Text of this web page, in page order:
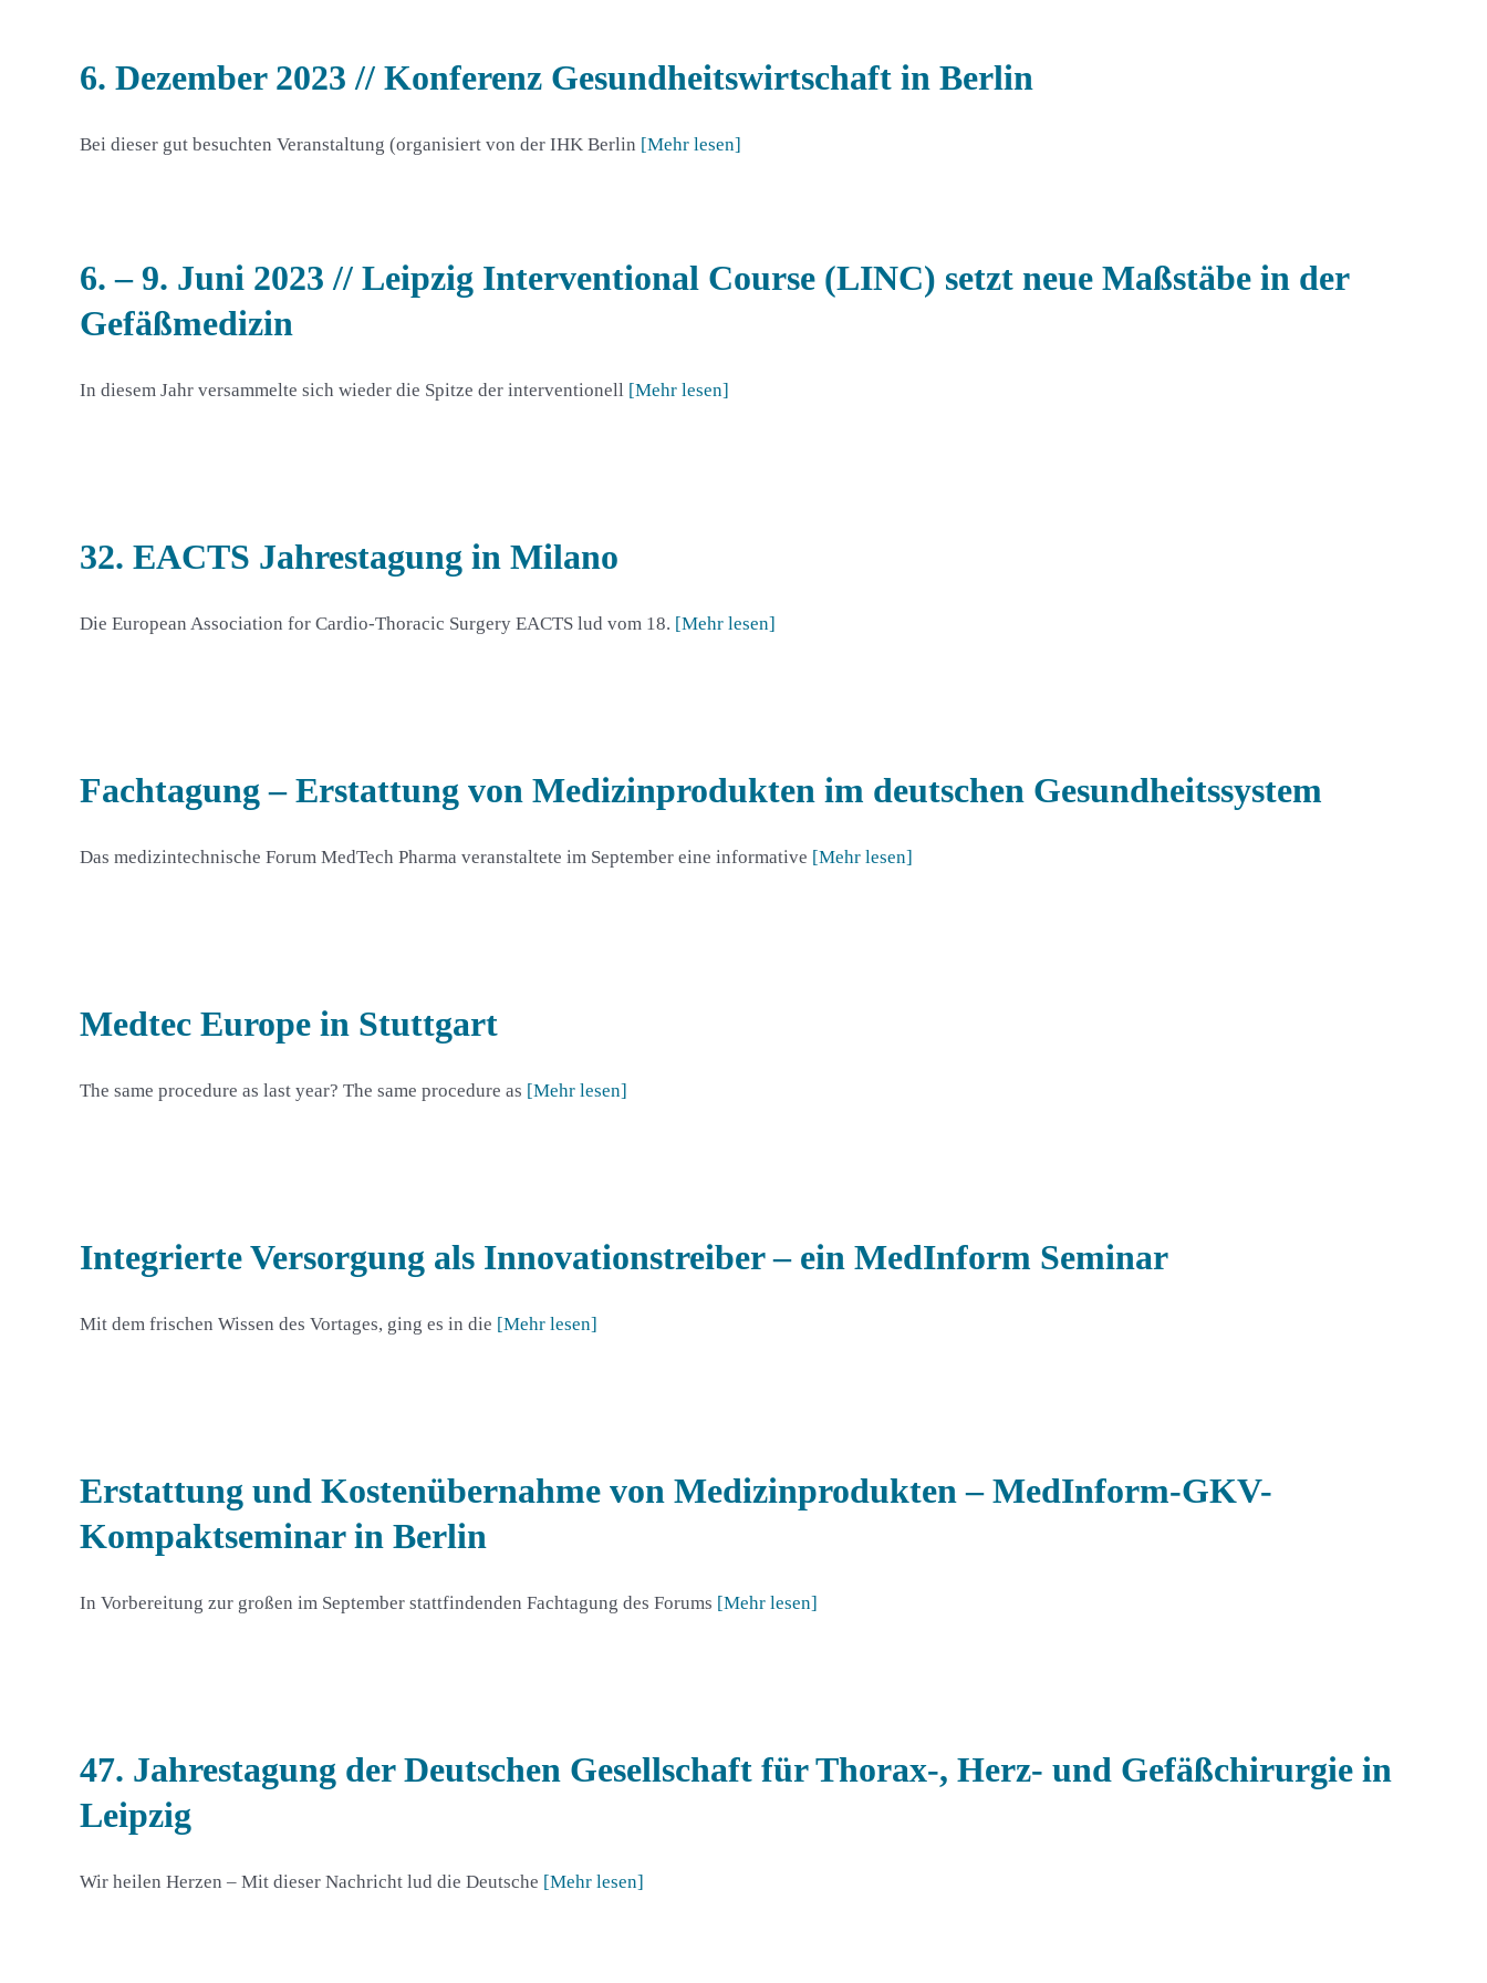
6. Dezember 2023 // Konferenz Gesundheitswirtschaft in Berlin
Bei dieser gut besuchten Veranstaltung (organisiert von der IHK Berlin [Mehr lesen]
6. – 9. Juni 2023 // Leipzig Interventional Course (LINC) setzt neue Maßstäbe in der
Gefäßmedizin
In diesem Jahr versammelte sich wieder die Spitze der interventionell [Mehr lesen]
32. EACTS Jahrestagung in Milano
Die European Association for Cardio-Thoracic Surgery EACTS lud vom 18. [Mehr lesen]
Fachtagung – Erstattung von Medizinprodukten im deutschen Gesundheitssystem
Das medizintechnische Forum MedTech Pharma veranstaltete im September eine informative [Mehr lesen]
Medtec Europe in Stuttgart
The same procedure as last year? The same procedure as [Mehr lesen]
Integrierte Versorgung als Innovationstreiber – ein MedInform Seminar
Mit dem frischen Wissen des Vortages, ging es in die [Mehr lesen]
Erstattung und Kostenübernahme von Medizinprodukten – MedInform-GKV-
Kompaktseminar in Berlin
In Vorbereitung zur großen im September stattfindenden Fachtagung des Forums [Mehr lesen]
47. Jahrestagung der Deutschen Gesellschaft für Thorax-, Herz- und Gefäßchirurgie in
Leipzig
Wir heilen Herzen – Mit dieser Nachricht lud die Deutsche [Mehr lesen]